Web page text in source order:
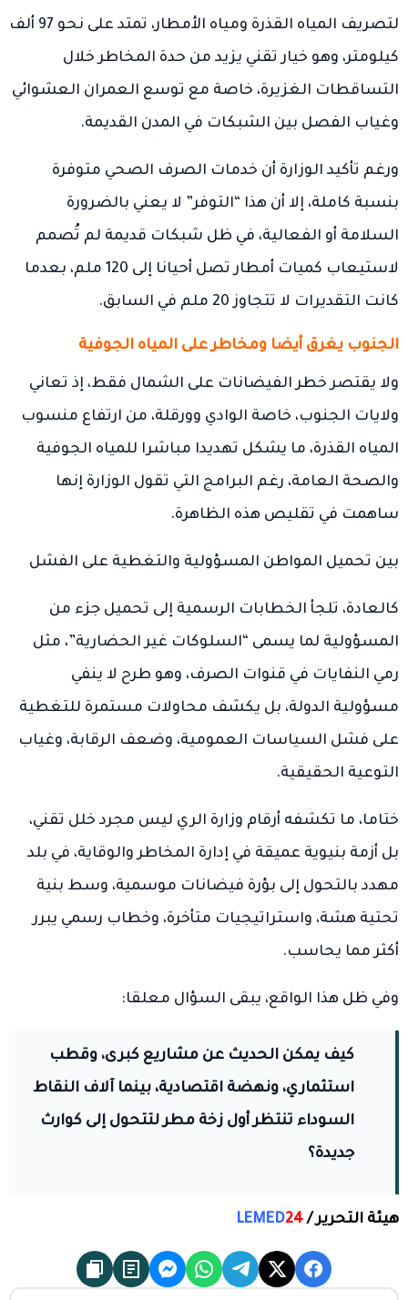
لتصريف المياه القذرة ومياه الأمطار، تمتد على نحو 97 ألف
كيلومتر، وهو خيار تقني يزيد من حدة المخاطر خلال
التساقطات الغزيرة، خاصة مع توسع العمران العشوائي
وغياب الفصل بين الشبكات في المدن القديمة.
ورغم تأكيد الوزارة أن خدمات الصرف الصحي متوفرة
بنسبة كاملة، إلا أن هذا “التوفر” لا يعني بالضرورة
السلامة أو الفعالية، في ظل شبكات قديمة لم تُصمم
لاستيعاب كميات أمطار تصل أحيانا إلى 120 ملم، بعدما
كانت التقديرات لا تتجاوز 20 ملم في السابق.
الجنوب يغرق أيضا ومخاطر على المياه الجوفية
ولا يقتصر خطر الفيضانات على الشمال فقط، إذ تعاني
ولايات الجنوب، خاصة الوادي وورقلة، من ارتفاع منسوب
المياه القذرة، ما يشكل تهديدا مباشرا للمياه الجوفية
والصحة العامة، رغم البرامج التي تقول الوزارة إنها
ساهمت في تقليص هذه الظاهرة.
بين تحميل المواطن المسؤولية والتغطية على الفشل
كالعادة، تلجأ الخطابات الرسمية إلى تحميل جزء من
المسؤولية لما يسمى “السلوكات غير الحضارية”، مثل
رمي النفايات في قنوات الصرف، وهو طرح لا ينفي
مسؤولية الدولة، بل يكشف محاولات مستمرة للتغطية
على فشل السياسات العمومية، وضعف الرقابة، وغياب
التوعية الحقيقية.
ختاما، ما تكشفه أرقام وزارة الري ليس مجرد خلل تقني،
بل أزمة بنيوية عميقة في إدارة المخاطر والوقاية، في بلد
مهدد بالتحول إلى بؤرة فيضانات موسمية، وسط بنية
تحتية هشة، واستراتيجيات متأخرة، وخطاب رسمي يبرر
أكثر مما يحاسب.
وفي ظل هذا الواقع، يبقى السؤال معلقا:
كيف يمكن الحديث عن مشاريع كبرى، وقطب
استثماري، ونهضة اقتصادية، بينما آلاف النقاط
السوداء تنتظر أول زخة مطر لتتحول إلى كوارث
جديدة؟
هيئة التحرير / LEMED24